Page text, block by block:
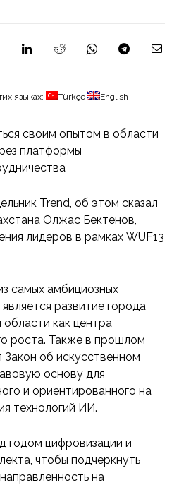
языках: Türkçe English
своим опытом в области
платформы
Trend, об этом сказал
Олжас Бектенов,
лидеров в рамках WUF13
самых амбициозных
развитие города
как центра
роста. Также в прошлом
Закон об искусственном
основу для
и ориентированного на
технологий ИИ.
годом цифровизации и
чтобы подчеркнуть
на